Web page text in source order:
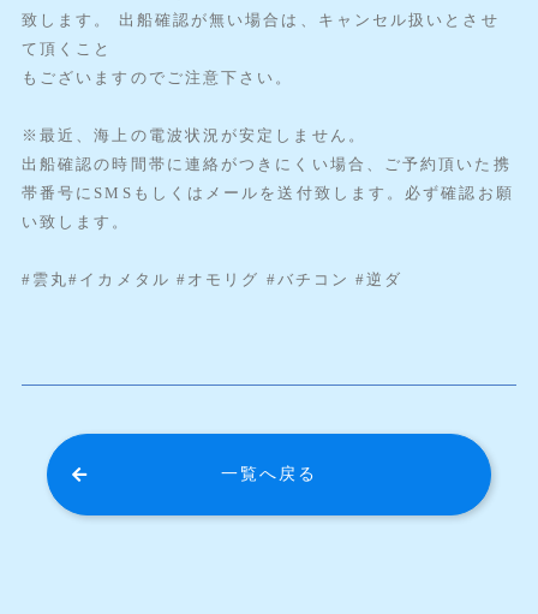
致します。 出船確認が無い場合は、キャンセル扱いとさせ
て頂くこと
もございますのでご注意下さい。
※最近、海上の電波状況が安定しません。
出船確認の時間帯に連絡がつきにくい場合、ご予約頂いた携
帯番号にSMSもしくはメールを送付致します。必ず確認お願
い致します。
#雲丸#イカメタル #オモリグ #バチコン #逆ダ
一覧へ戻る